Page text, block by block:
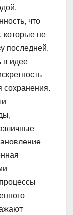
что
которые не
последней.
в идее
сохранения.